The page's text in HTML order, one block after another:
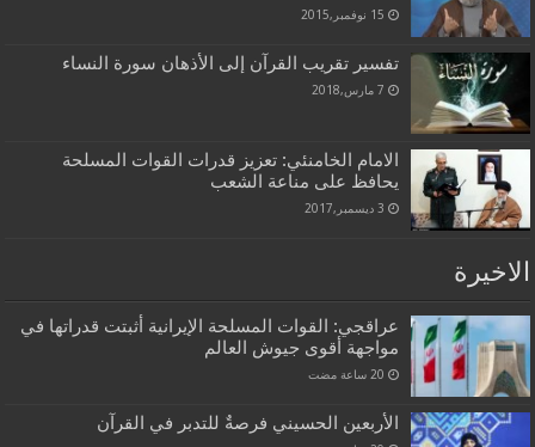
15 نوفمبر,2015
تفسير تقريب القرآن إلى الأذهان سورة النساء
7 مارس,2018
الامام الخامنئي: تعزيز قدرات القوات المسلحة
يحافظ على مناعة الشعب
3 ديسمبر,2017
الاخيرة
عراقجي: القوات المسلحة الإيرانية أثبتت قدراتها في
مواجهة أقوى جيوش العالم
الأربعين الحسيني فرصةٌ للتدبر في القرآن